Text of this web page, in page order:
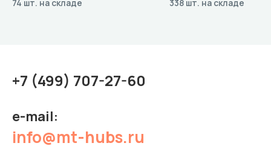
+7 (499) 707-27-60
e-mail:
info@mt-hubs.ru